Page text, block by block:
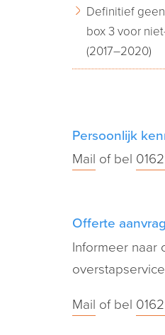
Definitief
box 3 voor
(2017–2020)
Persoonlijk
Mail of bel
Offerte
Informeer naar
Mail of bel